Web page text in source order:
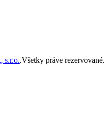
s.r.o..Všetky práve rezervované.